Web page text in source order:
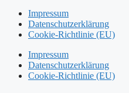
Impressum
Datenschutzerklärung
Cookie-Richtlinie (EU)
Impressum
Datenschutzerklärung
Cookie-Richtlinie (EU)